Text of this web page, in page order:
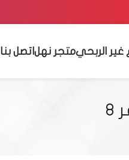
غير الربحيمتجر نهلاتصل بنا